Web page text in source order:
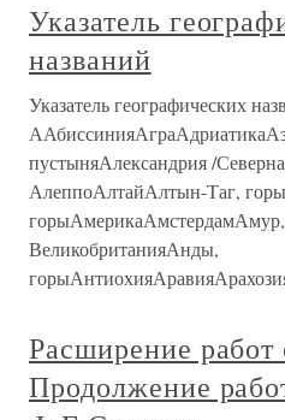
Указатель
названий
Указатель географических
пустыняАлександрия /
АлеппоАлтайАлтын-Таг,
ВеликобританияАнды,
Расширение
Продолжение